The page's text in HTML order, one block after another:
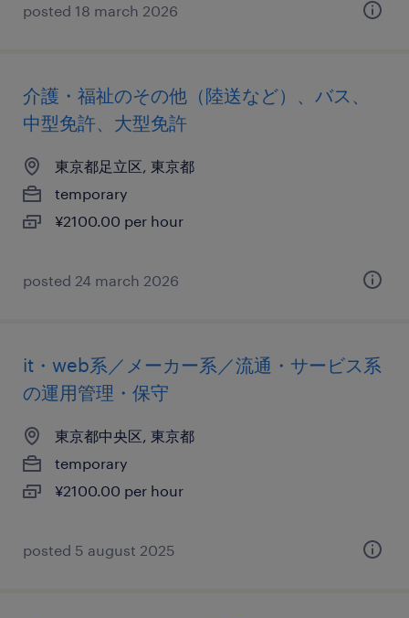
posted 18 march 2026
介護・福祉のその他（陸送など）、バス、
中型免許、大型免許
東京都足立区, 東京都
temporary
¥2100.00 per hour
posted 24 march 2026
it・web系／メーカー系／流通・サービス系
の運用管理・保守
東京都中央区, 東京都
temporary
¥2100.00 per hour
posted 5 august 2025